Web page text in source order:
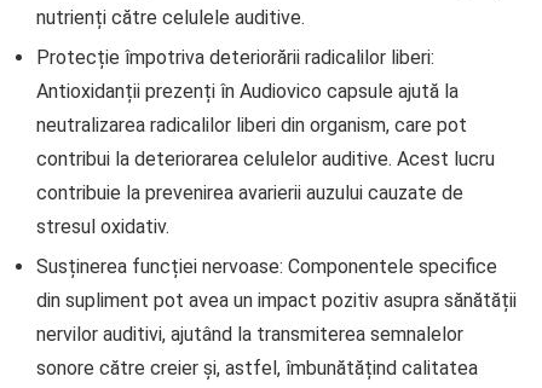
nutrienți către celulele auditive.
Protecție împotriva deteriorării radicalilor liberi:
Antioxidanții prezenți în Audiovico capsule ajută la
neutralizarea radicalilor liberi din organism, care pot
contribui la deteriorarea celulelor auditive. Acest lucru
contribuie la prevenirea avarierii auzului cauzate de
stresul oxidativ.
Susținerea funcției nervoase: Componentele specifice
din supliment pot avea un impact pozitiv asupra sănătății
nervilor auditivi, ajutând la transmiterea semnalelor
sonore către creier și, astfel, îmbunătățind calitatea